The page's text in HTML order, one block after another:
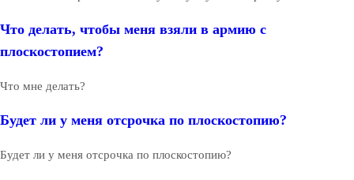
Что делать, чтобы меня взяли в армию с
плоскостопием?
Что мне делать?
Будет ли у меня отсрочка по плоскостопию?
Будет ли у меня отсрочка по плоскостопию?